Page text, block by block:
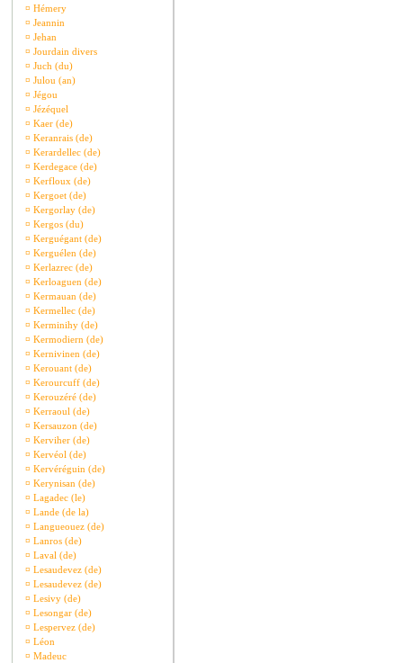
¤ Hémery
¤ Jeannin
¤ Jehan
¤ Jourdain divers
¤ Juch (du)
¤ Julou (an)
¤ Jégou
¤ Jézéquel
¤ Kaer (de)
¤ Keranrais (de)
¤ Kerardellec (de)
¤ Kerdegace (de)
¤ Kerfloux (de)
¤ Kergoet (de)
¤ Kergorlay (de)
¤ Kergos (du)
¤ Kerguégant (de)
¤ Kerguélen (de)
¤ Kerlazrec (de)
¤ Kerloaguen (de)
¤ Kermauan (de)
¤ Kermellec (de)
¤ Kerminihy (de)
¤ Kermodiern (de)
¤ Kernivinen (de)
¤ Kerouant (de)
¤ Kerourcuff (de)
¤ Kerouzéré (de)
¤ Kerraoul (de)
¤ Kersauzon (de)
¤ Kerviher (de)
¤ Kervéol (de)
¤ Kervéréguin (de)
¤ Kerynisan (de)
¤ Lagadec (le)
¤ Lande (de la)
¤ Langueouez (de)
¤ Lanros (de)
¤ Laval (de)
¤ Lesaudevez (de)
¤ Lesaudevez (de)
¤ Lesivy (de)
¤ Lesongar (de)
¤ Lespervez (de)
¤ Léon
¤ Madeuc